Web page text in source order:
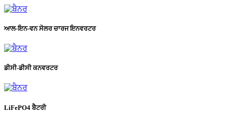
ਆਲ-ਇਨ-ਵਨ ਸੋਲਰ ਚਾਰਜ ਇਨਵਰਟਰ
ਡੀਸੀ-ਡੀਸੀ ਕਨਵਰਟਰ
LiFePO4 ਬੈਟਰੀ